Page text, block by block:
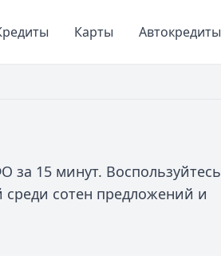
Карты Автокредиты
15 минут. Воспользуйтесь
сотен предложений и